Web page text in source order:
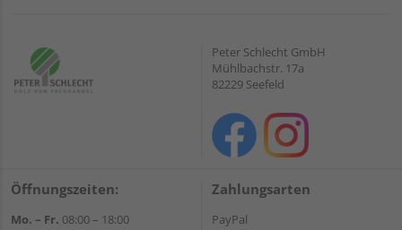
Peter Schlecht GmbH
Mühlbachstr. 17a
82229 Seefeld
Öffnungszeiten:
Mo. – Fr. 08:00 – 18:00
Zahlungsarten
PayPal